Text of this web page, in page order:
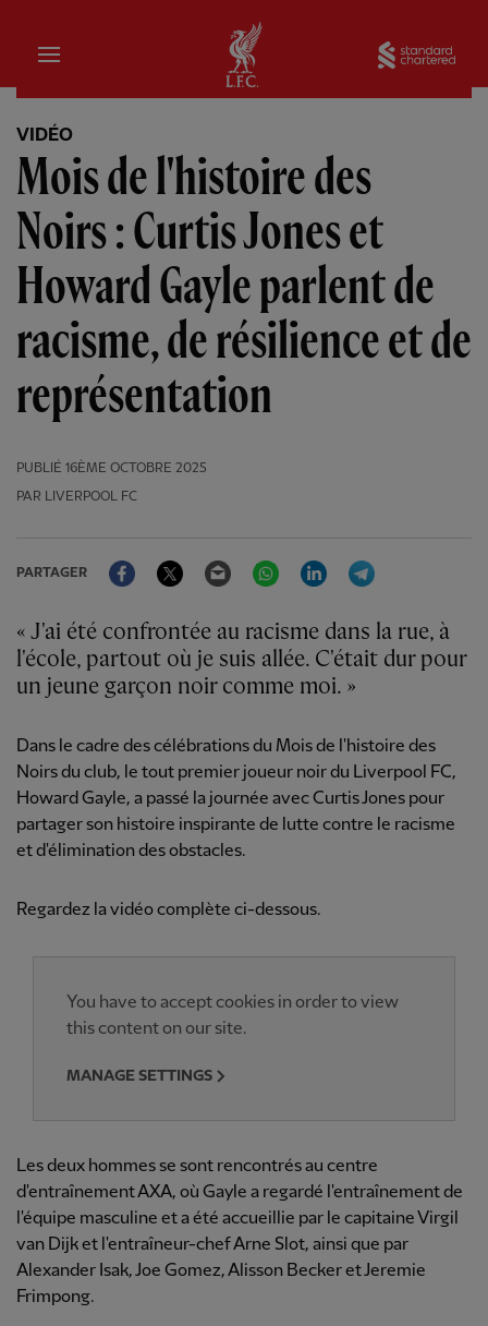
Domicile
VIDÉO
Mois de l'histoire des
Noirs : Curtis Jones et
Howard Gayle parlent de
racisme, de résilience et de
représentation
PUBLIÉ 16ÈME OCTOBRE 2025
PAR LIVERPOOL FC
PARTAGER
FacebookTwitter Email WhatsAppLinkedIn
« J'ai été confrontée au racisme dans la rue, à
l'école, partout où je suis allée. C'était dur pour
un jeune garçon noir comme moi. »
Dans le cadre des célébrations du Mois de l'histoire des
Noirs du club, le tout premier joueur noir du Liverpool FC,
Howard Gayle, a passé la journée avec Curtis Jones pour
partager son histoire inspirante de lutte contre le racisme
et d'élimination des obstacles.
Regardez la vidéo complète ci-dessous.
You have to accept cookies in order to view
this content on our site.
MANAGE SETTINGS
Les deux hommes se sont rencontrés au centre
d'entraînement AXA, où Gayle a regardé l'entraînement de
l'équipe masculine et a été accueillie par le capitaine Virgil
van Dijk et l'entraîneur-chef Arne Slot, ainsi que par
Alexander Isak, Joe Gomez, Alisson Becker et Jeremie
Frimpong.